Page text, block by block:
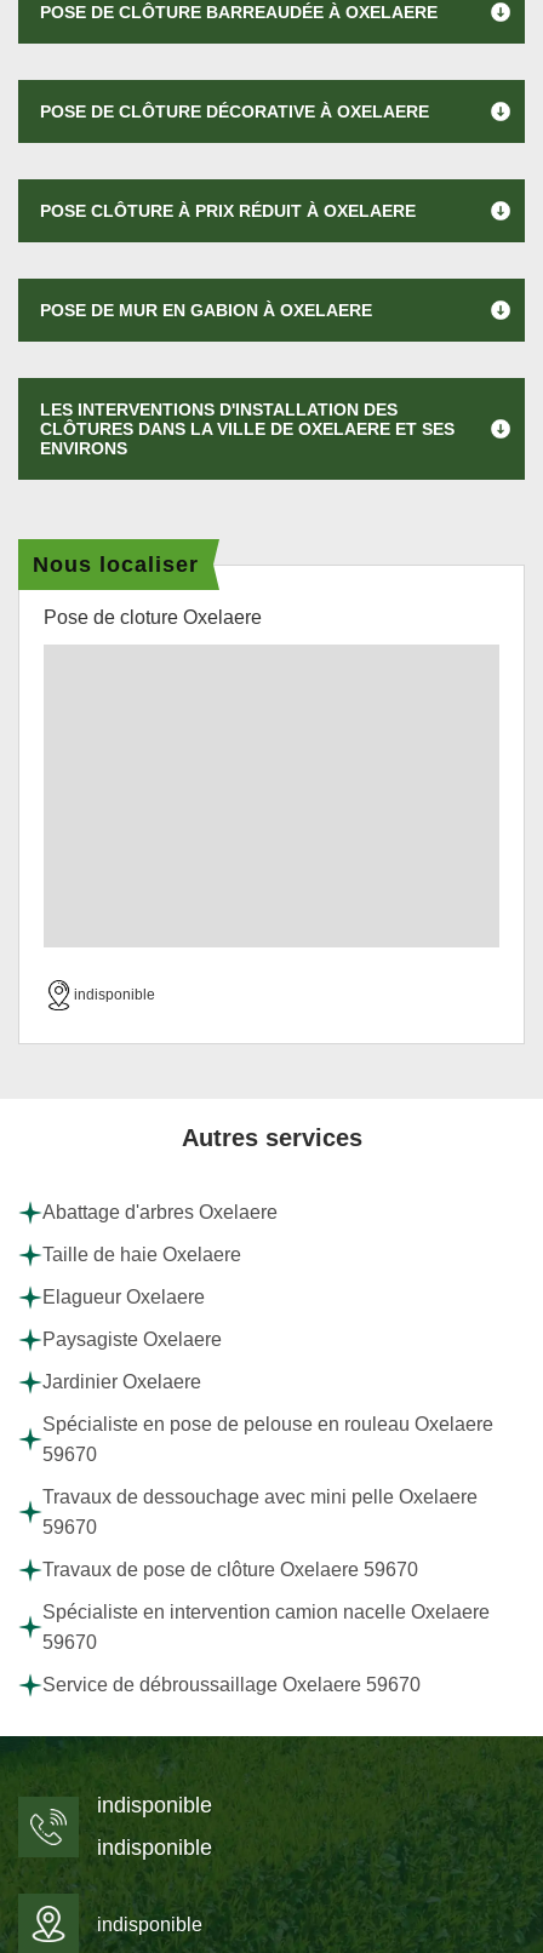
POSE DE CLÔTURE BARREAUDÉE À OXELAERE
POSE DE CLÔTURE DÉCORATIVE À OXELAERE
POSE CLÔTURE À PRIX RÉDUIT À OXELAERE
POSE DE MUR EN GABION À OXELAERE
LES INTERVENTIONS D'INSTALLATION DES
CLÔTURES DANS LA VILLE DE OXELAERE ET SES
ENVIRONS
Nous localiser
Pose de cloture Oxelaere
indisponible
Autres services
Abattage d'arbres Oxelaere
Taille de haie Oxelaere
Elagueur Oxelaere
Paysagiste Oxelaere
Jardinier Oxelaere
Spécialiste en pose de pelouse en rouleau Oxelaere
59670
Travaux de dessouchage avec mini pelle Oxelaere
59670
Travaux de pose de clôture Oxelaere 59670
Spécialiste en intervention camion nacelle Oxelaere
59670
Service de débroussaillage Oxelaere 59670
indisponible
indisponible
indisponible